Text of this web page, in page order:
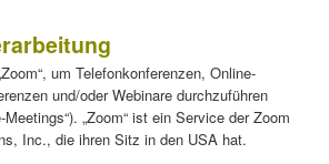
um Telefonkonferenzen, Online-
und/oder Webinare durchzuführen
Meetings“). „Zoom“ ist ein Service der Zoom
Inc., die ihren Sitz in den USA hat.